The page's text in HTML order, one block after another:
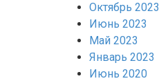
Октябрь 2023
Июнь 2023
Май 2023
Январь 2023
Июнь 2020